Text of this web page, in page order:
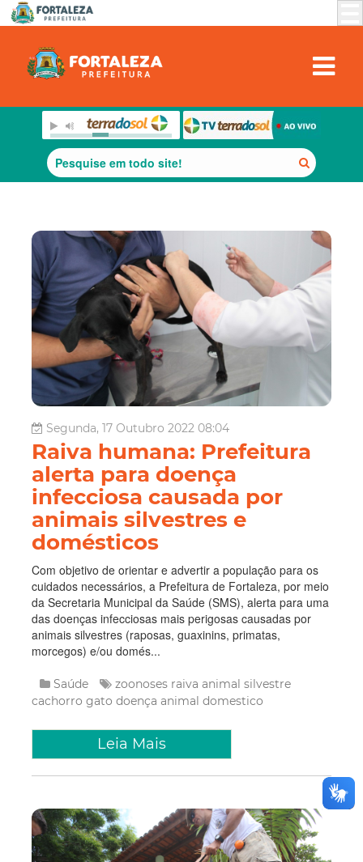
Segunda, 17 Outubro 2022 08:04
Raiva humana: Prefeitura
alerta para doença
infecciosa causada por
animais silvestres e
domésticos
Com objetivo de orientar e advertir a população para os
cuidados necessários, a Prefeitura de Fortaleza, por meio
da Secretaria Municipal da Saúde (SMS), alerta para uma
das doenças infecciosas mais perigosas causadas por
animais silvestres (raposas, guaxinins, primatas,
morcegos) e/ou domés...
Saúde zoonoses raiva animal silvestre
cachorro gato doença animal domestico
Leia Mais